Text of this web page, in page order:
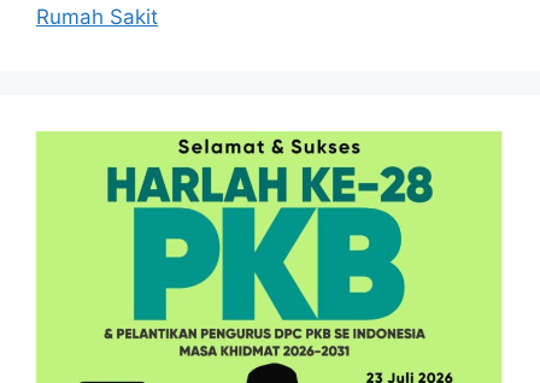
Rumah Sakit